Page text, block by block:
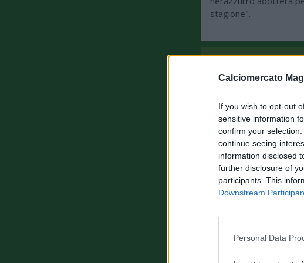
Calciomercato
If you wish to opt-out
sensitive information
confirm your
continue seeing
information disclosed
further disclosure of
participants. This
Downstream
Personal Data
stagione".
ULTIMISSIME IN